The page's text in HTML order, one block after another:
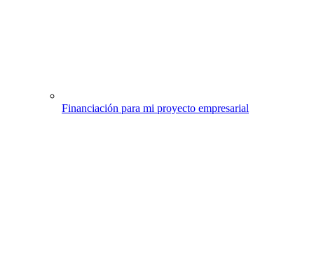
Financiación para mi proyecto empresarial